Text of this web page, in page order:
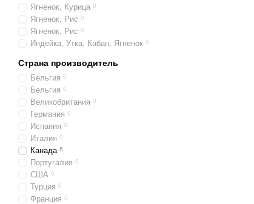
Ягненок, Курица 0
Ягненок, Рис 0
Ягненок, Рис 0
Индейка, Утка, Кабан, Ягненок 0
Страна производитель
Бельгия 0
Бельгия 0
Великобритания 0
Германия 0
Испания 0
Италия 0
Канада 6
Португалия 0
США 0
Турция 0
Франция 0